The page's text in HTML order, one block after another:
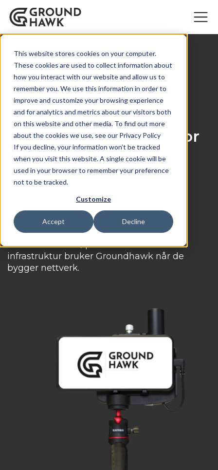
This website stores cookies on your computer.
These cookies are used to collect information about
how you interact with our website and allow us to
remember you. We use this information in order to
improve and customize your browsing experience
and for analytics and metrics about our visitors both
on this website and other media. To find out more
about the cookies we use, see our Privacy Policy
If you decline, your information won’t be tracked
when you visit this website. A single cookie will be
used in your browser to remember your preference
not to be tracked.
Customize
Accept Decline
Brukes av ledende
hovedentreprenører for
kritisk infrastruktur
Groundhawk gjør det raskere og
kostnadseffektivt å dokumentere den
nøyaktige plasseringen av underjordiske
kabler.
Det er derfor forløpere innen kritisk
infrastruktur bruker Groundhawk når de
bygger nettverk.